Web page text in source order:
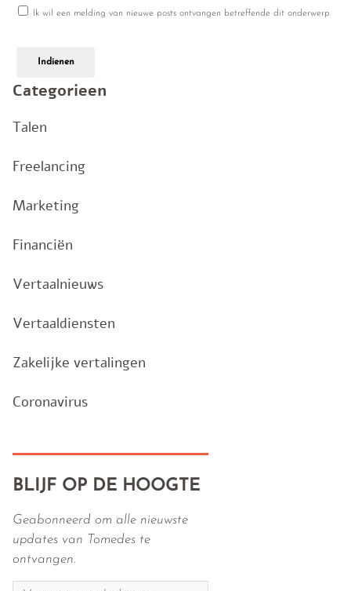
Ik wil een melding van nieuwe posts ontvangen betreffende dit onderwerp
Indienen
Categorieen
Talen
Freelancing
Marketing
Financiën
Vertaalnieuws
Vertaaldiensten
Zakelijke vertalingen
Coronavirus
BLIJF OP DE HOOGTE
Geabonneerd om alle nieuwste
updates van Tomedes te
ontvangen.